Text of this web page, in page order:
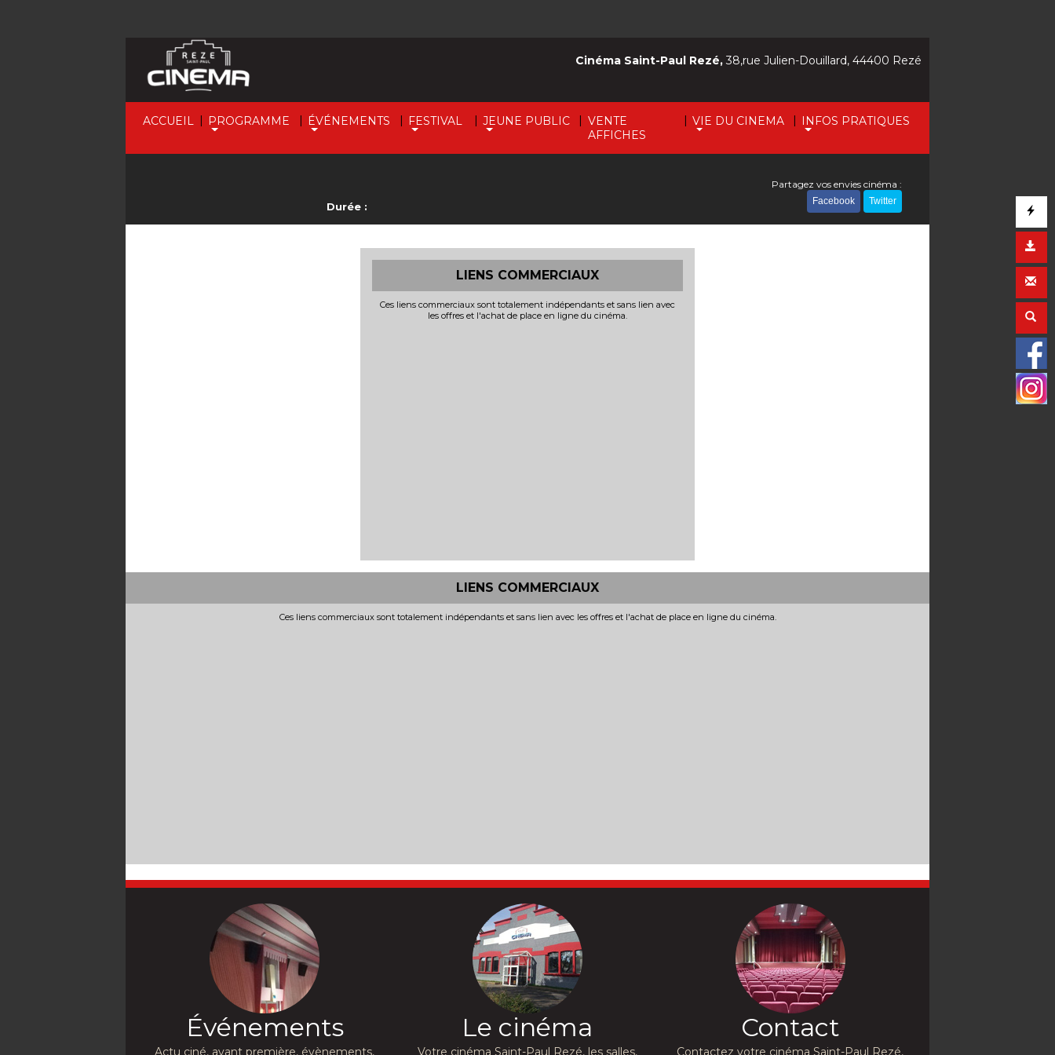
ACCUEIL | PROGRAMME | ÉVÉNEMENTS | FESTIVAL | JEUNE PUBLIC | VENTE
AFFICHES
| VIE DU CINEMA | INFOS PRATIQUES
Cinéma Saint-Paul Rezé,38,rue Julien-Douillard, 44400 Rezé
Durée :
Partagez vos envies cinéma :
Facebook Twitter
LIENS COMMERCIAUX
Ces liens commerciaux sont totalement indépendants et sans lien avec
les offres et l'achat de place en ligne du cinéma.
LIENS COMMERCIAUX
Ces liens commerciaux sont totalement indépendants et sans lien avec les offres et l'achat de place en ligne du cinéma.
Événements
Actu ciné, avant première, évènements,
Le cinéma
Votre cinéma Saint-Paul Rezé, les salles,
Contact
Contactez votre cinéma Saint-Paul Rezé,